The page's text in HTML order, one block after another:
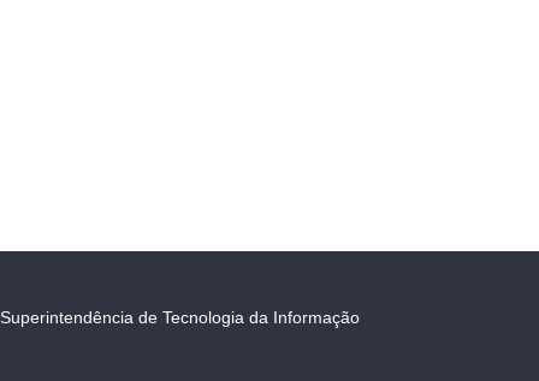
Superintendência de Tecnologia da Informação